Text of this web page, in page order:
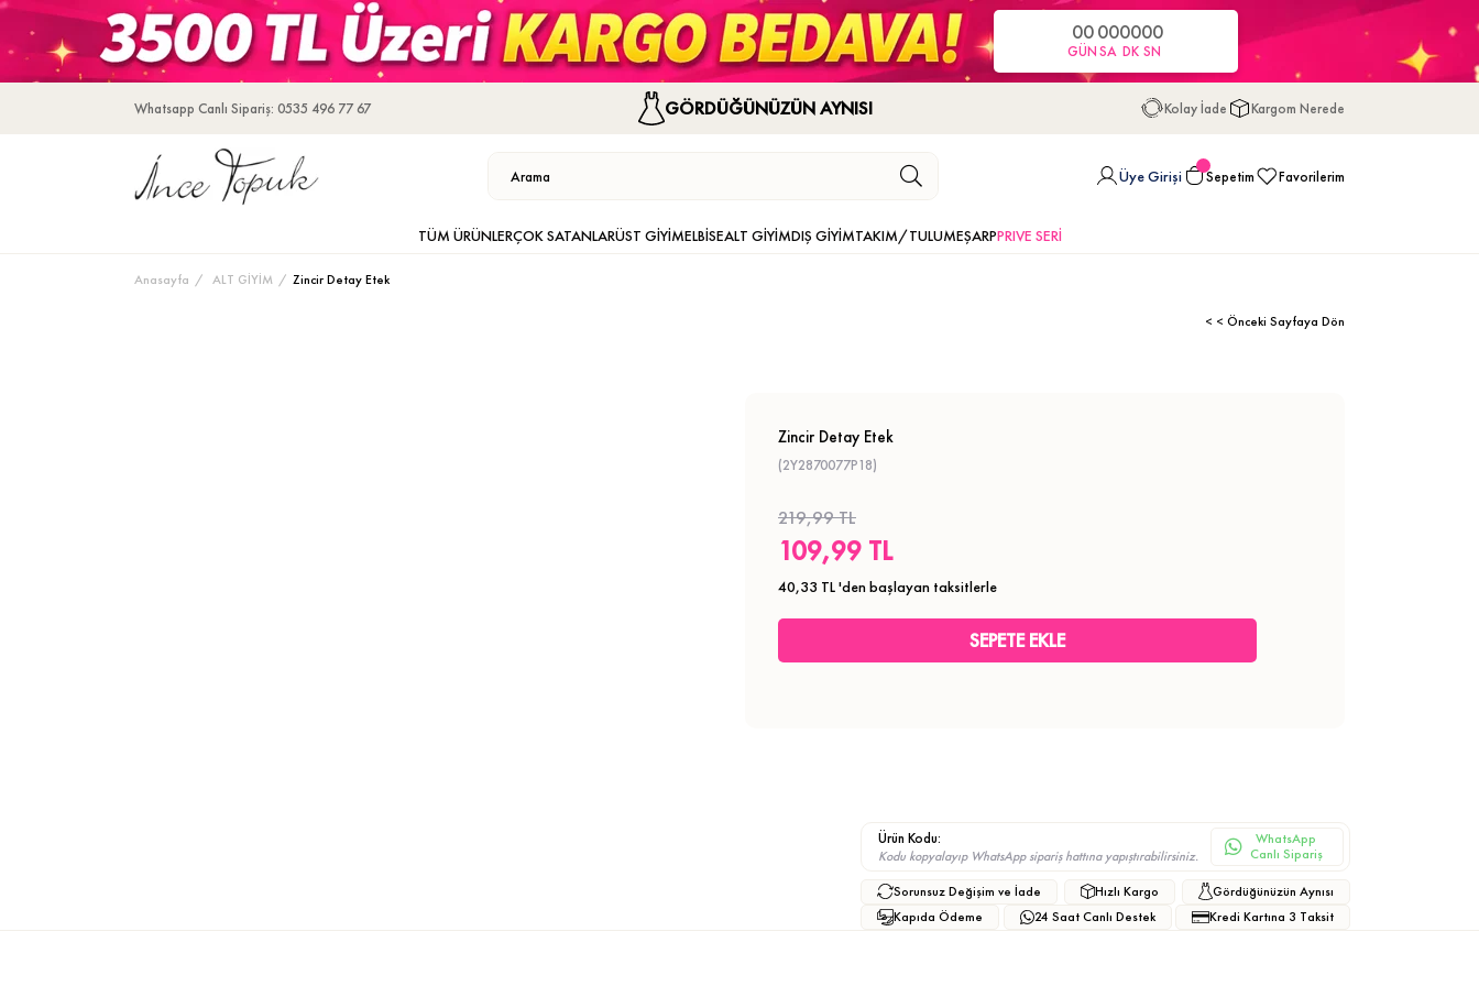
00
GÜN
00
SA
00
DK
00
SN
Whatsapp Canlı Sipariş: 0535 496 77 67 GÖRDÜĞÜNÜZÜN AYNISI Kolay İade Kargom Nerede
Üye Girişi Sepetim Favorilerim
TÜM ÜRÜNLERÇOK SATANLARÜST GİYİMELBİSEALT GİYİMDIŞ GİYİMTAKIM/TULUMEŞARPPRIVE SERİ
Anasayfa ALT GİYİM Zincir Detay Etek
< < Önceki Sayfaya Dön
Zincir Detay Etek
(2Y2870077P18)
219,99 TL
109,99 TL
40,33 TL'den başlayan taksitlerle
Ürün Kodu:
Kodu kopyalayıp WhatsApp sipariş hattına yapıştırabilirsiniz.
WhatsApp
Canlı Sipariş
Sorunsuz Değişim ve İade Hızlı Kargo
Gördüğünüzün Aynısı
Kapıda Ödeme
24 Saat Canlı Destek Kredi Kartına 3 Taksit